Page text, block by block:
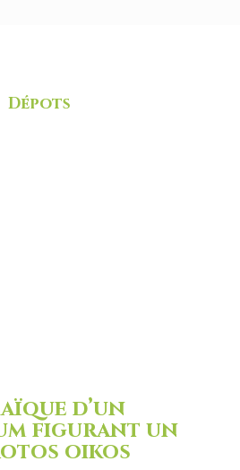
Dépots
d’un
figurant un
oikos